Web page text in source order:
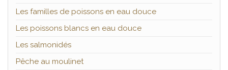
Les familles de poissons en eau douce
Les poissons blancs en eau douce
Les salmonidés
Pêche au moulinet